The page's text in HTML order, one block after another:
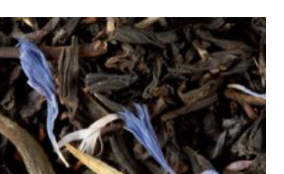
Plage
de
prix :
9,00 €
à
19,00 €